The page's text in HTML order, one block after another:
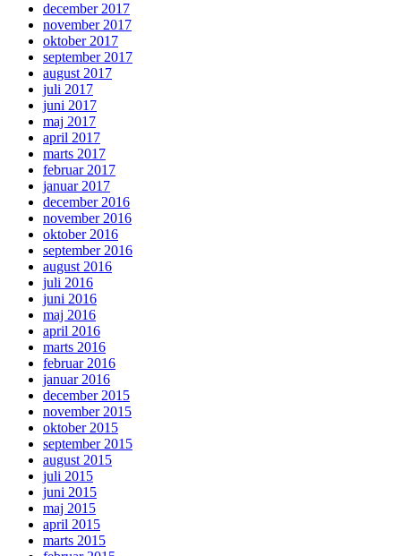
december 2017
november 2017
oktober 2017
september 2017
august 2017
juli 2017
juni 2017
maj 2017
april 2017
marts 2017
februar 2017
januar 2017
december 2016
november 2016
oktober 2016
september 2016
august 2016
juli 2016
juni 2016
maj 2016
april 2016
marts 2016
februar 2016
januar 2016
december 2015
november 2015
oktober 2015
september 2015
august 2015
juli 2015
juni 2015
maj 2015
april 2015
marts 2015